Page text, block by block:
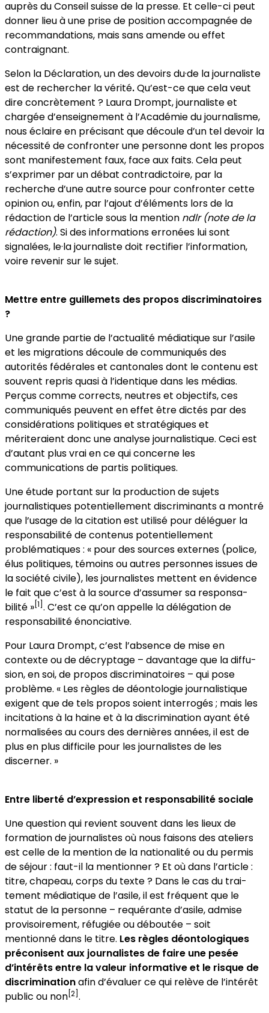
auprès du Conseil suisse de la presse. Et celle-ci peut
donner lieu à une prise de position accompagnée de
recom­mandations, mais sans amende ou effet
contraignant.
Selon la Déclaration, un des devoirs du·de la journaliste
est de recher­cher la vérité.Qu’est-ce que cela veut
dire concrètement ? Laura Drompt, journaliste et
chargée d’enseignement à l’Académie du journalisme,
nous éclaire en précisant que découle d’un tel devoir la
nécessité de confronter une personne dont les propos
sont manifestement faux, face aux faits. Cela peut
s’exprimer par un débat contra­dictoire, par la
recherche d’une autre source pour confronter cette
opinion ou, enfin, par l’ajout d’éléments lors de la
rédaction de l’article sous la mention ndlr (note de la
rédaction). Si des informations erronées lui sont
signalées, le·la journaliste doit rectifier l’information,
voire revenir sur le sujet.
Mettre entre guillemets des propos discriminatoires
?
Une grande partie de l’actualité médiatique sur l’asile
et les migrations découle de com­muniqués des
autorités fédérales et can­tonales dont le contenu est
souvent repris quasi à l’identique dans les médias.
Perçus comme corrects, neutres et objectifs, ces
communiqués peuvent en effet être dictés par des
considérations politiques et stra­tégiques et
mériteraient donc une analyse journalistique. Ceci est
d’autant plus vrai en ce qui concerne les
communications de par­tis politiques.
Une étude portant sur la pro­duction de sujets
journalistiques potentiel­lement discriminants a montré
que l’usage de la citation est utilisé pour déléguer la
responsabilité de contenus potentielle­ment
problématiques : « pour des sources externes (police,
élus politiques, témoins ou autres personnes issues de
la société civile), les journalistes mettent en évidence
le fait que c’est à la source d’assumer sa responsa­
bilité » [1] . C’est ce qu’on appelle la délégation de
responsabilité énonciative.
Pour Laura Drompt, c’est l’absence de mise en
contexte ou de décryptage – davantage que la diffu­
sion, en soi, de propos discriminatoires – qui pose
problème. « Les règles de déontologie journalistique
exigent que de tels propos soient interrogés ; mais les
incitations à la haine et à la discrimination ayant été
nor­malisées au cours des dernières années, il est de
plus en plus difficile pour les journa­listes de les
discerner. »
Entre liberté d’expression et responsabilité sociale
Une question qui revient souvent dans les lieux de
formation de journalistes où nous faisons des ateliers
est celle de la mention de la nationalité ou du permis
de séjour : faut-il la mentionner ? Et où dans l’article :
titre, chapeau, corps du texte ? Dans le cas du trai­
tement médiatique de l’asile, il est fréquent que le
statut de la personne – requérante d’asile, admise
provisoirement, réfugiée ou déboutée – soit
mentionné dans le titre. Les règles déontologiques
préconisent aux jour­nalistes de faire une pesée
d’intérêts entre la valeur informative et le risque de
discrimi­nationafin d’évaluer ce qui relève de l’inté­rêt
public ou non [2] .